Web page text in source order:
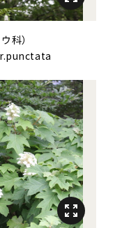
科）
punctata